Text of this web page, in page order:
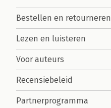
Bestellen en retourneren
Lezen en luisteren
Voor auteurs
Recensiebeleid
Partnerprogramma